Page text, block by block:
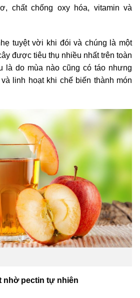
chất chống oxy hóa, vitamin và
tuyệt vời khi đói và chúng là một
được tiêu thụ nhiều nhất trên toàn
là do mùa nào cũng có táo nhưng
linh hoạt khi chế biến thành món
nhờ pectin tự nhiên